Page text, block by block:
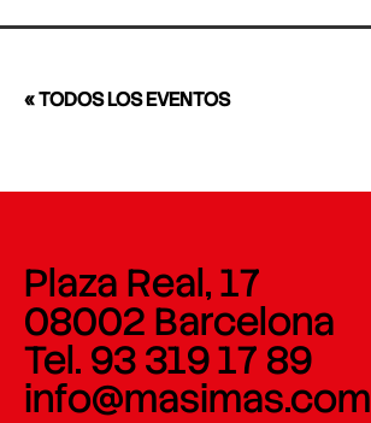
« TODOS LOS EVENTOS
Plaza Real, 17
08002 Barcelona
Tel. 93 319 17 89
info@masimas.com